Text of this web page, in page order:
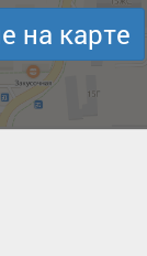
на карте